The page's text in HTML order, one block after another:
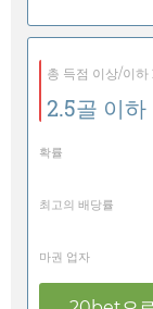
총 득점 이상/이하
2.5골 이하
확률
최고의 배당률
마권 업자